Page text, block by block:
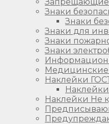
Знаки
Знаки
Знаки для
Знаки
Знаки
Медицинские
Наклейки
Наклейки Не